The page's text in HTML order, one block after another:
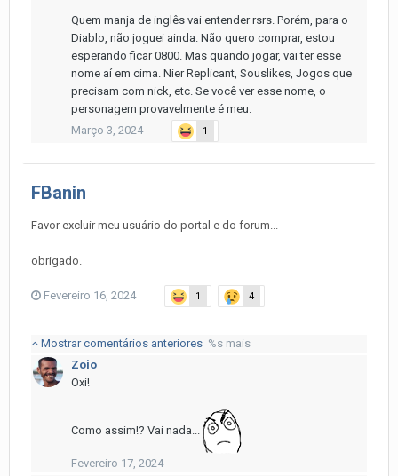
Quem manja de inglês vai entender rsrs. Porém, para o
Diablo, não joguei ainda. Não quero comprar, estou
esperando ficar 0800. Mas quando jogar, vai ter esse
nome aí em cima. Nier Replicant, Souslikes, Jogos que
precisam com nick, etc. Se você ver esse nome, o
personagem provavelmente é meu.
Março 3, 2024
1
FBanin
Favor excluir meu usuário do portal e do forum...
obrigado.
Fevereiro 16, 2024 1 4
Mostrar comentários anteriores %s mais
Zoio
Oxi!
Como assim!? Vai nada...
Fevereiro 17, 2024